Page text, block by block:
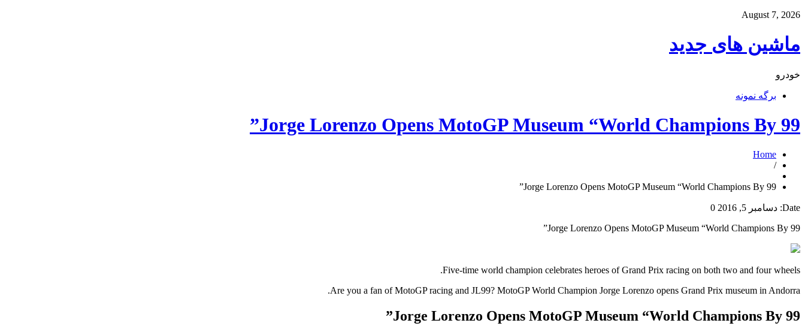
August 7, 2026
ماشین های جدید
خودرو
برگه نمونه
Jorge Lorenzo Opens MotoGP Museum “World Champions By 99”
Home
/
Jorge Lorenzo Opens MotoGP Museum “World Champions By 99”
Date: دسامبر 5, 2016
0
Jorge Lorenzo Opens MotoGP Museum “World Champions By 99”
Five-time world champion celebrates heroes of Grand Prix racing on both two and four wheels.
Are you a fan of MotoGP racing and JL99? MotoGP World Champion Jorge Lorenzo opens Grand Prix museum in Andorra.
Jorge Lorenzo Opens MotoGP Museum “World Champions By 99”